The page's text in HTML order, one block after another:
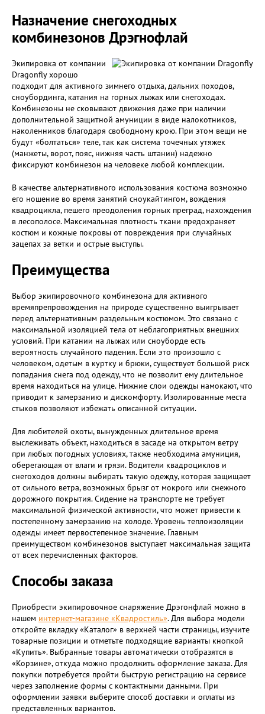
Назначение снегоходных
комбинезонов Дрэгнофлай
Экипировка от компании
Dragonfly хорошо
подходит для активного зимнего отдыха, дальних походов,
сноубординга, катания на горных лыжах или снегоходах.
Комбинезоны не сковывают движения даже при наличии
дополнительной защитной амуниции в виде налокотников,
наколенников благодаря свободному крою. При этом вещи не
будут «болтаться» теле, так как система точечных утяжек
(манжеты, ворот, пояс, нижняя часть штанин) надежно
фиксируют комбинезон на человеке любой комплекции.
В качестве альтернативного использования костюма возможно
его ношение во время занятий сноукайтингом, вождения
квадроцикла, пешего преодоления горных преград, нахождения
в лесополосе. Максимальная плотность ткани предохраняет
костюм и кожные покровы от повреждения при случайных
зацепах за ветки и острые выступы.
Преимущества
Выбор экипировочного комбинезона для активного
времяпрепровождения на природе существенно выигрывает
перед альтернативным раздельным костюмом. Это связано с
максимальной изоляцией тела от неблагоприятных внешних
условий. При катании на лыжах или сноуборде есть
вероятность случайного падения. Если это произошло с
человеком, одетым в куртку и брюки, существует большой риск
попадания снега под одежду, что не позволит ему длительное
время находиться на улице. Нижние слои одежды намокают, что
приводит к замерзанию и дискомфорту. Изолированные места
стыков позволяют избежать описанной ситуации.
Для любителей охоты, вынужденных длительное время
выслеживать объект, находиться в засаде на открытом ветру
при любых погодных условиях, также необходима амуниция,
оберегающая от влаги и грязи. Водители квадроциклов и
снегоходов должны выбирать такую одежду, которая защищает
от сильного ветра, возможных брызг от мокрого или снежного
дорожного покрытия. Сидение на транспорте не требует
максимальной физической активности, что может привести к
постепенному замерзанию на холоде. Уровень теплоизоляции
одежды имеет первостепенное значение. Главным
преимуществом комбинезонов выступает максимальная защита
от всех перечисленных факторов.
Способы заказа
Приобрести экипировочное снаряжение Дрэгонфлай можно в
нашем интернет-магазине «Квадростиль». Для выбора модели
откройте вкладку «Каталог» в верхней части страницы, изучите
товарные позиции и отметьте подходящие варианты кнопкой
«Купить». Выбранные товары автоматически отобразятся в
«Корзине», откуда можно продолжить оформление заказа. Для
покупки потребуется пройти быструю регистрацию на сервисе
через заполнение формы с контактными данными. При
оформлении заявки выберите способ доставки и оплаты из
представленных вариантов.